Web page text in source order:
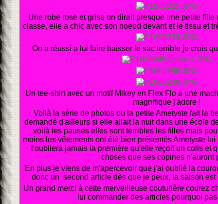
Une robe rose et grise on dirait presque une petite fille
classe, elle a chic avec son noeud devant et le tissu et
On a réussi a lui faire baisser le sac terrible je crois
Un tee-shirt avec un motif Mikey en Flex Flo a une
magnifique j'adore !
Voilà la série de photos ou la petite Ametyste fait la
demandé d'ailleurs si elle allait la nuit dans une école
voilà les pauses elles sont terribles les filles mais
moins les vêtements ont été bien présentés Ametyste
l'oubliera jamais la première qu'elle reçoit un colis et
choses que ses copines n'auront
En plus je viens de m'apercevoir que j'ai oublié la
donc un second article dès que je peux, la saison est
Un grand merci à cette merveilleuse couturière courez
lui commander des articles pourquoi